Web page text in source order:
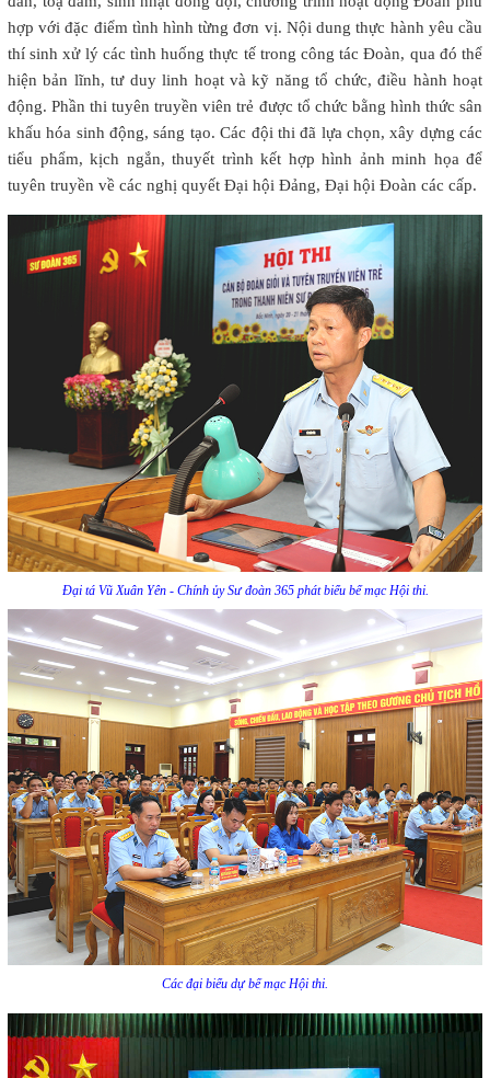
hợp với đặc điểm tình hình từng đơn vị. Nội dung thực hành yêu cầu
thí sinh xử lý các tình huống thực tế trong công tác Đoàn, qua đó thể
hiện bản lĩnh, tư duy linh hoạt và kỹ năng tổ chức, điều hành hoạt
động. Phần thi tuyên truyền viên trẻ được tổ chức bằng hình thức sân
khấu hóa sinh động, sáng tạo. Các đội thi đã lựa chọn, xây dựng các
tiểu phẩm, kịch ngắn, thuyết trình kết hợp hình ảnh minh họa để
tuyên truyền về các nghị quyết Đại hội Đảng, Đại hội Đoàn các cấp.
Đại tá Vũ Xuân Yên - Chính ủy Sư đoàn 365 phát biểu bế mạc Hội thi.
Các đại biểu dự bế mạc Hội thi.